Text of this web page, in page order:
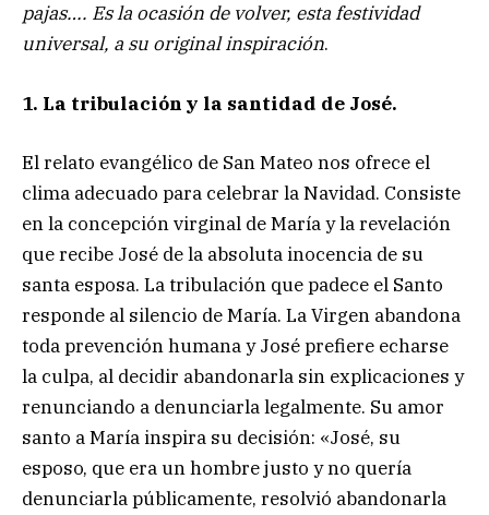
pajas…. Es la ocasión de volver, esta festividad
universal, a su original inspiración.
1. La tribulación y la santidad de José.
El relato evangélico de San Mateo nos ofrece el
clima adecuado para celebrar la Navidad. Consiste
en la concepción virginal de María y la revelación
que recibe José de la absoluta inocencia de su
santa esposa. La tribulación que padece el Santo
responde al silencio de María. La Virgen abandona
toda prevención humana y José prefiere echarse
la culpa, al decidir abandonarla sin explicaciones y
renunciando a denunciarla legalmente. Su amor
santo a María inspira su decisión: «José, su
esposo, que era un hombre justo y no quería
denunciarla públicamente, resolvió abandonarla